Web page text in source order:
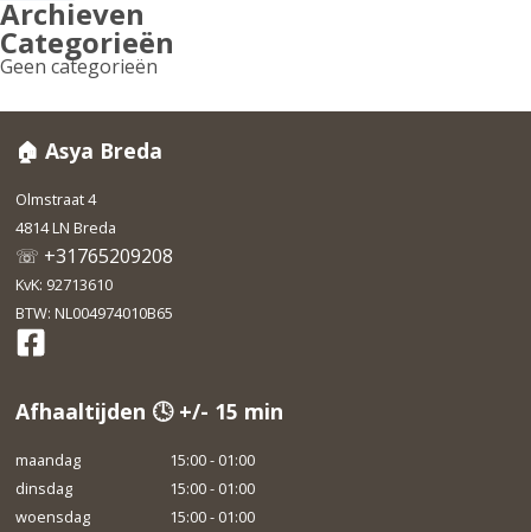
Archieven
Categorieën
Geen categorieën
🏠 Asya Breda
Olmstraat 4
4814 LN Breda
☏ +31765209208
KvK: 92713610
BTW: NL004974010B65
Afhaaltijden 🕓 +/- 15 min
maandag
15:00 - 01:00
dinsdag
15:00 - 01:00
woensdag
15:00 - 01:00